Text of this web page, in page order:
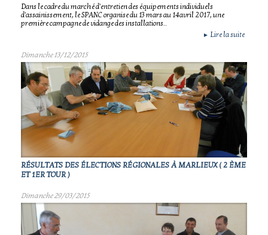
Dans le cadre du marché d'entretien des équipements individuels
d'assainissement, le SPANC organise du 13 mars au 14avril 2017, une
première campagne de vidange des installations..
► Lire la suite
Dimanche 13/12/2015
RÉSULTATS DES ÉLECTIONS RÉGIONALES À MARLIEUX ( 2 ÈME
ET 1ER TOUR )
Dimanche 29/03/2015